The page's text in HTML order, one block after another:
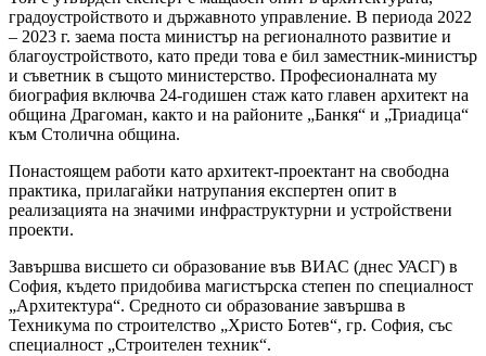
градоустройството и държавното управление. В периода 2022
– 2023 г. заема поста министър на регионалното развитие и
благоустройството, като преди това е бил заместник-министър
и съветник в същото министерство. Професионалната му
биография включва 24-годишен стаж като главен архитект на
община Драгоман, както и на районите „Банкя“ и „Триадица“
към Столична община.
Понастоящем работи като архитект-проектант на свободна
практика, прилагайки натрупания експертен опит в
реализацията на значими инфраструктурни и устройствени
проекти.
Завършва висшето си образование във ВИАС (днес УАСГ) в
София, където придобива магистърска степен по специалност
„Архитектура“. Средното си образование завършва в
Техникума по строителство „Христо Ботев“, гр. София, със
специалност „Строителен техник“.